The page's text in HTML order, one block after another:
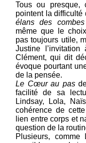
Le Cœur au
choisi par les
Prix des
Tous ou presque,
pointent la difficulté
élans des combes
même que le
pas toujours utile,
Justine
Clément, qui dit
évoque pourtant
de la pensée.
Le Cœur au pasde
facilité de sa
Lindsay, Lola,
cohérence de
lien entre corps et
question de la
Plusieurs,